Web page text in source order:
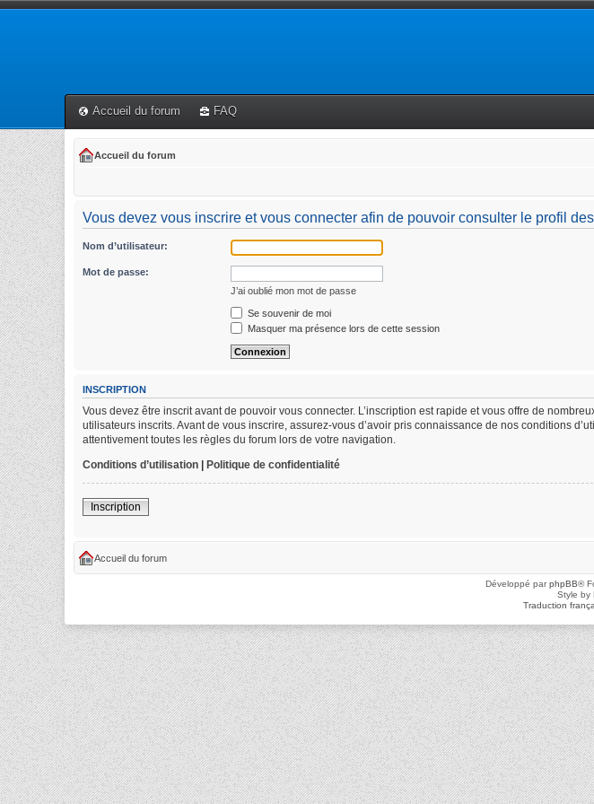
Accueil du forum FAQ
Accueil du forum
Vous devez vous inscrire et vous connecter afin de pouvoir consulter le profil
Nom d’utilisateur:
Mot de passe:
J’ai oublié mon mot de passe
Se souvenir de moi
Masquer ma présence lors de cette session
INSCRIPTION
Vous devez être inscrit avant de pouvoir vous connecter. L’inscription est rapide et vous offre de
utilisateurs inscrits. Avant de vous inscrire, assurez-vous d’avoir pris connaissance de nos conditions
attentivement toutes les règles du forum lors de votre navigation.
Conditions d’utilisation | Politique de confidentialité
Inscription
Accueil du forum
Développé parphpBB®
Style by
Traduction